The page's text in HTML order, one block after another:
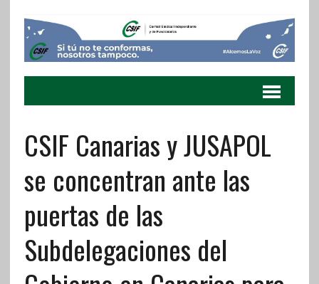
CSIF Canarias y JUSAPOL
se concentran ante las
puertas de las
Subdelegaciones del